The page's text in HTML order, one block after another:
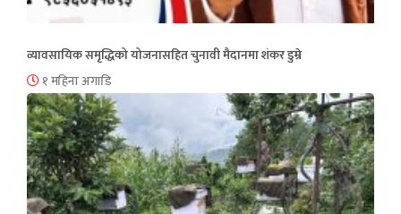
व्यावसायिक समृद्धिको योजनासहित चुनावी मैदानमा शंकर डुम्रे
१ महिना अगाडि